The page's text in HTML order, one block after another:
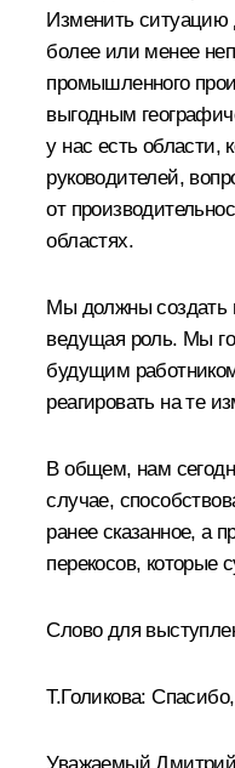
Изменить ситуацию
более или менее
промышленного
выгодным
у нас есть области,
руководителей,
от
областях.
Мы должны создать
ведущая роль. Мы
будущим
реагировать на те
В общем, нам
случае,
ранее сказанное, а
перекосов, которые
Слово для
Т.Голикова:
Уважаемый Дмитрий